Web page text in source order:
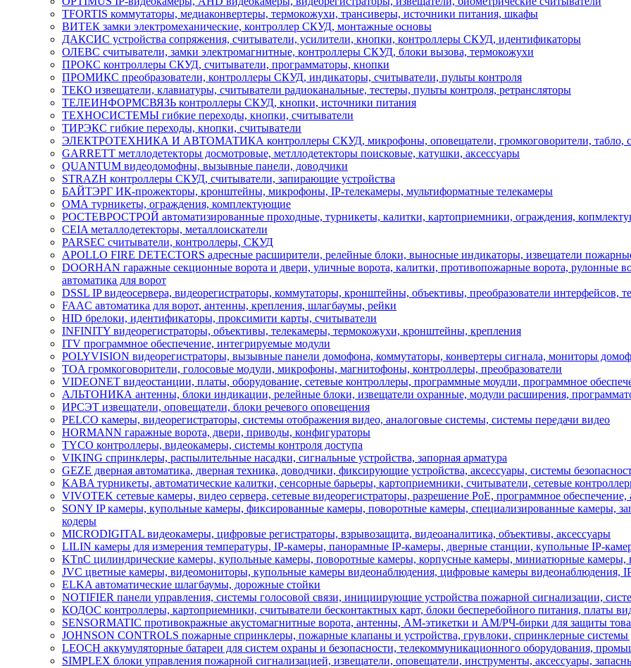
TFORTIS коммутаторы, медиаконвертеры, термокожухи, трансиверы, источники питания, шкафы
ВИТЕК замки электромеханические, контроллер СКУД, монтажные основы
ДАКСИС устройства сопряжения, считыватели, усилители, кнопки, контроллеры СКУД, идентификаторы
ОЛЕВС считыватели, замки электромагнитные, контроллеры СКУД, блоки вызова, термокожухи
ПРОКС контроллеры СКУД, считыватели, программаторы, кнопки
ПРОМИКС преобразователи, контроллеры СКУД, индикаторы, считыватели, пульты контроля
ТЕКО извещатели, клавиатуры, считыватели радиоканальные, тестеры, пульты контроля, ретрансляторы
ТЕЛЕИНФОРМСВЯЗЬ контроллеры СКУД, кнопки, источники питания
ТЕХНОСИСТЕМЫ гибкие переходы, кнопки, считыватели
ТИРЭКС гибкие переходы, кнопки, считыватели
ЭЛЕКТРОТЕХНИКА И АВТОМАТИКА контроллеры СКУД, микрофоны, оповещатели, громкоговорители, табло,
GARRETT метллодетекторы досмотровые, метллодетекторы поисковые, катушки, аксессуары
QUANTUM видеодомофны, вызывные панели, доводчики
STRAZH контроллеры СКУД, считыватели, запирающие устройства
БАЙТЭРГ ИК-прожекторы, кронштейны, микрофоны, IP-телекамеры, мультиформатные телекамеры
ОМА турникеты, ограждения, комплектующие
РОСТЕВРОСТРОЙ автоматизированные проходные, турникеты, калитки, картоприемники, ограждения,
CEIA металлодетекторы, металлоискатели
PARSEC считыватели, контроллеры, СКУД
APOLLO FIRE DETECTORS адресные расширители, релейные блоки, выносные индикаторы, извещатели
DOORHAN гаражные секционные ворота и двери, уличные ворота, калитки, противопожарные ворота, рулонные
автоматика для ворот
DSSL IP видеосервера, видеорегистраторы, коммутаторы, кронштейны, объективы, преобразователи интерфейсов,
FAAC автоматика для ворот, антенны, крепления, шлагбаумы, рейки
HID брелоки, идентификаторы, проксимити карты, считыватели
INFINITY видеорегистраторы, объективы, телекамеры, термокожухи, кронштейны, крепления
ITV программное обеспечение, интегрируемые модули
POLYVISION видеорегистраторы, вызывные панели домофона, коммутаторы, конвертеры сигнала, мониторы
TOA громкоговорители, голосовые модули, микрофоны, магнитофоны, контроллеры, преобразователи
VIDEONET видеостанции, платы, оборудование, сетевые контроллеры, программные моудли, программное
АЛЬТОНИКА антенны, блоки индикации, релейные блоки, извещатели охранные, модули расширения,
ИРСЭТ извещатели, оповещатели, блоки речевого оповещения
PELCO камеры, видеорегистраторы, системы отображения видео, аналоговые системы, системы передачи видео
HORMANN гаражные ворота, двери, приводы, конфигураторы
TYCO контроллеры, видеокамеры, системы контроля доступа
VIKING cпринклеры, распылительные насадки, сигнальные устройства, запорная арматура
GEZE дверная автоматика, дверная техника, доводчики, фиксирующие устройства, аксессуары, системы
KABA турникеты, автоматические калитки, сенсорные барьеры, картоприемники, считыватели, сетевые
VIVOTEK сетевые камеры, видео сервера, сетевые видеорегистраторы, разрешение PoE, программное обеспечение,
SONY IP камеры, купольные камеры, фиксированные камеры, поворотные камеры, специализированные камеры,
кодеры
MICRODIGITAL видеокамеры, цифровые регистраторы, взрывозащита, видеоаналитика, объективы, аксессуары
LILIN камеры для измерения температуры, IP-камеры, панорамные IP-камеры, дверные станции, купольные IP-
KTnC цилиндрические камеры, купольные камеры, поворотные камеры, корпусные камеры, миниатюрные камеры,
JVC цветные камеры, видеомониторы, купольные камеры видеонаблюдения, цифровые камеры видеонаблюдения,
ELKA автоматические шлагбаумы, дорожные стойки
NOTIFIER панели управления, системы голосовой связи, инициирующие устройства пожарной сигнализации,
КОДОС контроллеры, картоприемники, считыватели бесконтактных карт, блоки бесперебойного питания,
SENSORMATIC противокражные акустомагнитные ворота, антенны, АМ-этикетки и АМ/РЧ-бирки для защиты
JOHNSON CONTROLS пожарные спринклеры, пожарные клапаны и устройства, грувлоки, спринклерные
LEOCH аккумуляторные батареи для систем охраны и безопасности, телекоммуникационного оборудования,
SIMPLEX блоки управления пожарной сигнализацией, извещатели, оповещатели, инструменты, аксессуары,